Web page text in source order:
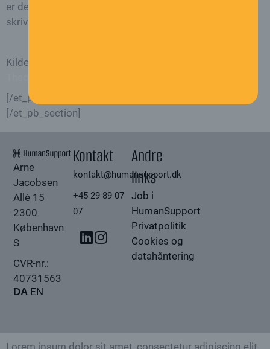
er det vigtigt, at vi føler os i stand til at tale om det,
skriver Michaela Edwards på
Kilde:
[/et_pb_text][/et_pb_column][/et_pb_row]
[/et_pb_section]
Arne
Jacobsen
Allé 15
2300
København
S
CVR-nr.:
40731563
DA EN
Kontakt
kontakt@humansupport.dk
+45 29 89 07
07
L I
a
Andre
links
Job i
HumanSupport
Privatpolitik
Cookies og
datahåntering
Lorem ipsum dolor sit amet, consectetur adipiscing elit.